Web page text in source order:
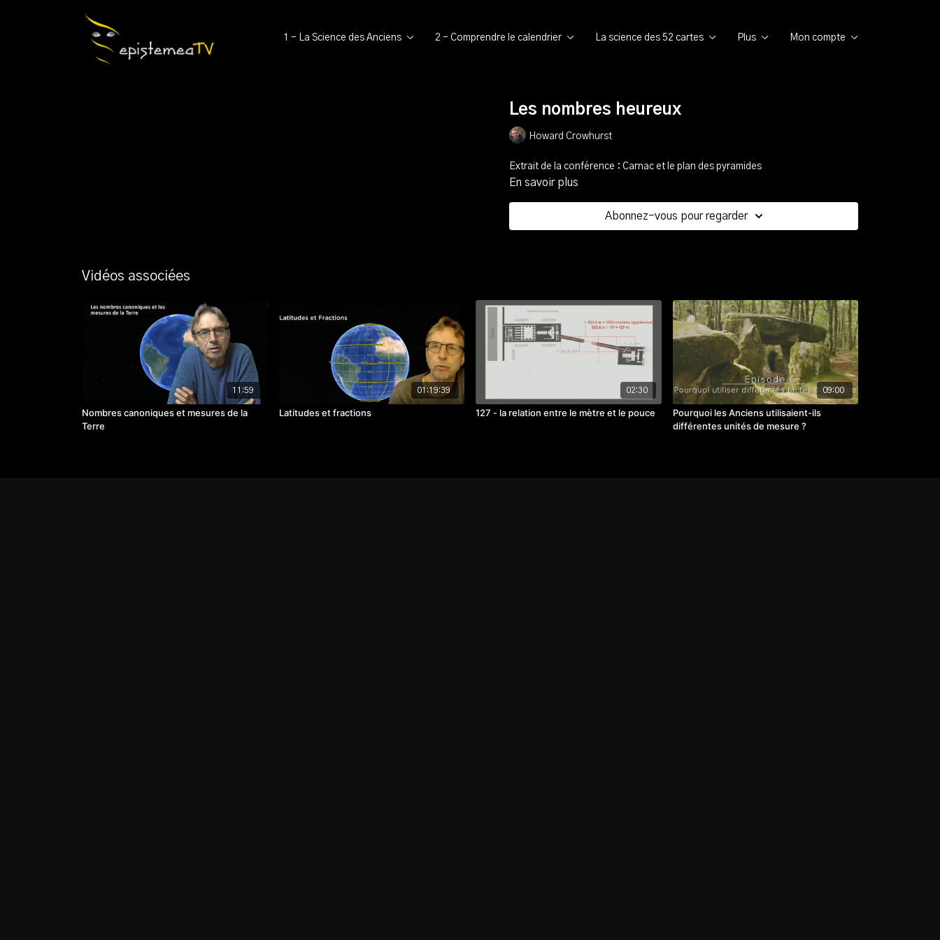
1 - La Science des Anciens 2 - Comprendre le calendrier La science des 52 cartes Plus Mon compte
Les nombres heureux
Howard Crowhurst
Extrait de la conférence : Carnac et le plan des pyramides
En savoir plus
Abonnez-vous pour regarder
Vidéos associées
11:59
Nombres canoniques et mesures de la
Terre
01:19:39
Latitudes et fractions
02:30
127 - la relation entre le mètre et le pouce
09:00
Pourquoi les Anciens utilisaient-ils
différentes unités de mesure ?